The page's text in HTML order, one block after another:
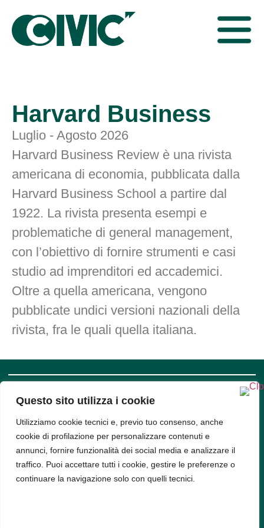
Questo sito utilizza i cookie
Utilizziamo cookie tecnici e, previo tuo consenso, anche
cookie di profilazione per personalizzare contenuti e
annunci, fornire funzionalità dei social media e analizzare il
traffico. Puoi accettare tutti i cookie, gestire le preferenze o
continuare la navigazione solo con quelli tecnici.
Harvard Business
Luglio - Agosto 2026
Harvard Business Review è una rivista
americana di economia, pubblicata dalla
Harvard Business School a partire dal
1922. La rivista presenta esempi e
problematiche di general management,
con l’obiettivo di fornire strumenti e casi
studio ad imprenditori ed accademici.
Oltre a quella americana, vengono
pubblicate undici versioni nazionali della
rivista, fra le quali quella italiana.
SUPPORT
Privacy
Policy
Cookie
Policy
COMPANY
INFO
Bud srl, Via
Arena 9,
20123,